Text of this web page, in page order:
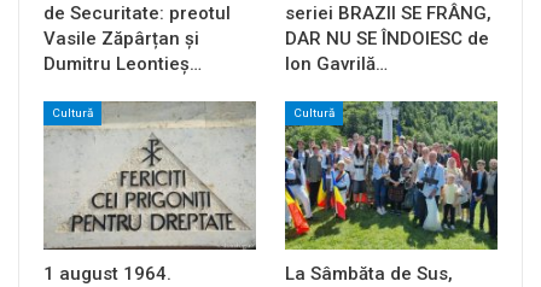
de Securitate: preotul
Vasile Zăpârțan și
Dumitru Leontieș…
seriei BRAZII SE FRÂNG,
DAR NU SE ÎNDOIESC de
Ion Gavrilă…
Cultură
1 august 1964.
Cultură
La Sâmbăta de Sus,